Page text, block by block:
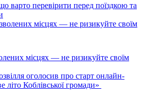
варто перевірити перед поїздкою та
місцях — не ризикуйте своїм